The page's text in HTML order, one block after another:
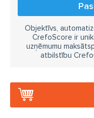
Objektīvs,
CrefoScore ir
uzņēmumu
atbilstību